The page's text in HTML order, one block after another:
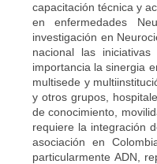
capacitación técnica y
en enfermedades
investigación en
nacional las
importancia la sinergia
multisede y
y otros grupos,
de conocimiento,
requiere la integración
asociación en
particularmente ADN,